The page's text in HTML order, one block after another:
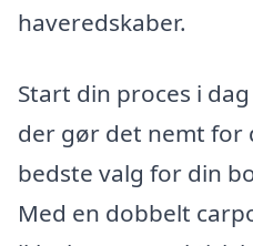
haveredskaber.
Start din proces i
der gør det nemt
bedste valg for din
Med en dobbelt